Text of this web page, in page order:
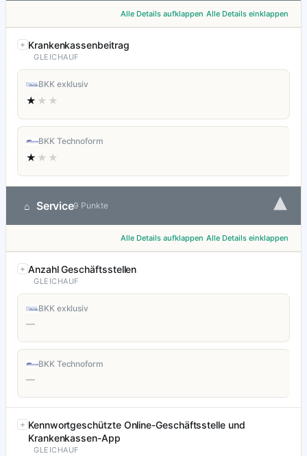
Alle Details aufklappen Alle Details einklappen
Krankenkassenbeitrag
GLEICHAUF
BKK exklusiv
★ ★★
BKK Technoform
★ ★★
⌂ Service9 Punkte ▾
Alle Details aufklappen Alle Details einklappen
Anzahl Geschäftsstellen
GLEICHAUF
BKK exklusiv
—
BKK Technoform
—
Kennwortgeschützte Online-Geschäftsstelle und
Krankenkassen-App
GLEICHAUF